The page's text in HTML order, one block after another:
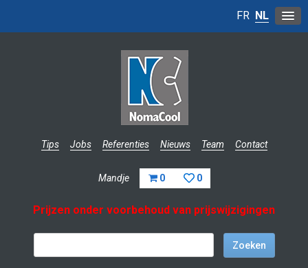
Tips Jobs Referenties Nieuws Team Contact
Mandje 0 0
FR NL
Prijzen onder voorbehoud van prijswijzigingen